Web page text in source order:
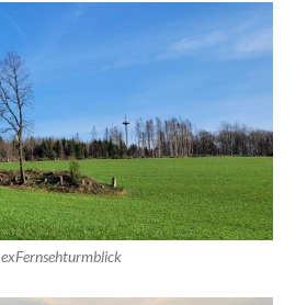
exFernsehturmblick